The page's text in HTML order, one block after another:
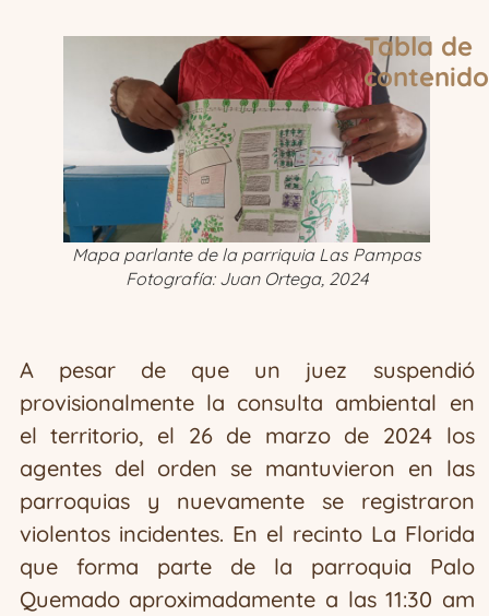
Mapa parlante de la parriquia Las Pampas
Fotografía: Juan Ortega, 2024
A pesar de que un juez suspendió
provisionalmente la consulta ambiental en
el territorio, el 26 de marzo de 2024 los
agentes del orden se mantuvieron en las
parroquias y nuevamente se registraron
violentos incidentes. En el recinto La Florida
que forma parte de la parroquia Palo
Quemado aproximadamente a las 11:30 am
Tabla de